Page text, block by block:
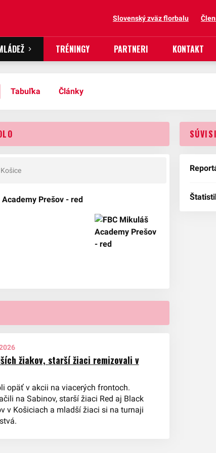
Slovenský zväz florbalu
TRÉNINGY PARTNERI KONTAKT
Tabuľka Články
Prešov - red
žiakov, starší žiaci remizovali v
opäť v akcii na viacerých frontoch.
na Sabinov, starší žiaci Red aj Black
v Košiciach a mladší žiaci si na turnaji